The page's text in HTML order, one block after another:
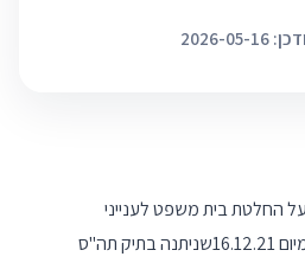
2026-05-16
החלטת בית משפט לענייני
משפחה בראשון לציון מיום 16.12.21שניתנה בתיק תה"ס